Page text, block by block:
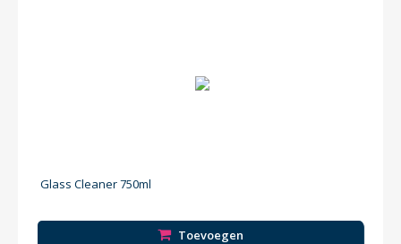
Glass Cleaner 750ml
Toevoegen